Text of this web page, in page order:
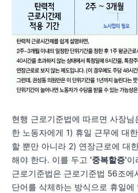
현행 근로기준법에 따르면 사장님
한 노동자에게 1) 휴일 근무에 대
할 뿐만 아니라 2) 연장근로에 대
해야 한다. 이를 두고 ‘중복할증’이
근로기준법은 근로기준법 56조에
단어를 삭제하는 방식으로 휴일에